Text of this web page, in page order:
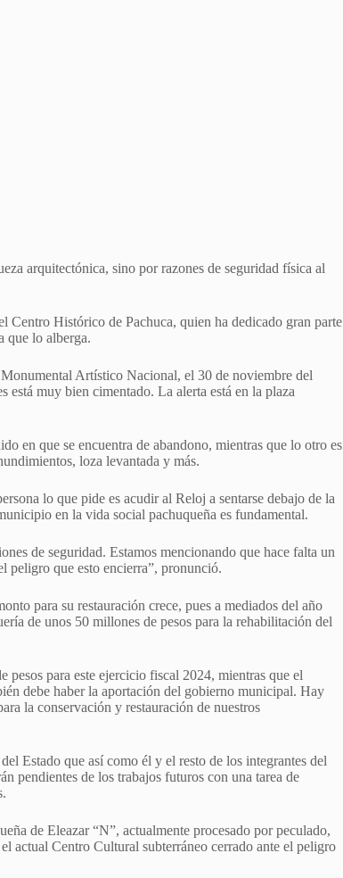
arquitectónica, sino por razones de seguridad física al
Histórico de Pachuca, quien ha dedicado gran parte
que lo alberga.
Artístico Nacional, el 30 de noviembre del
está muy bien cimentado. La alerta está en la plaza
en que se encuentra de abandono, mientras que lo otro es
loza levantada y más.
lo que pide es acudir al Reloj a sentarse debajo de la
en la vida social pachuqueña es fundamental.
de seguridad. Estamos mencionando que hace falta un
peligro que esto encierra”, pronunció.
para su restauración crece, pues a mediados del año
de unos 50 millones de pesos para la rehabilitación del
para este ejercicio fiscal 2024, mientras que el
debe haber la aportación del gobierno municipal. Hay
la conservación y restauración de nuestros
Estado que así como él y el resto de los integrantes del
pendientes de los trabajos futuros con una tarea de
de Eleazar “N”, actualmente procesado por peculado,
actual Centro Cultural subterráneo cerrado ante el peligro